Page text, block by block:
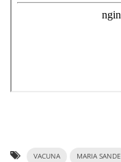
VACUNA MARIA SANDE